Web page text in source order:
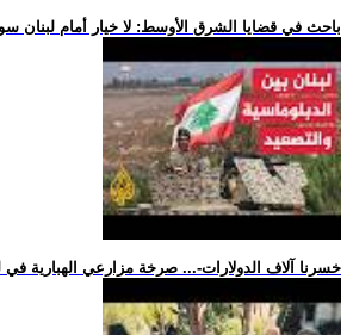
.. باحث في قضايا الشرق الأوسط: لا خيار أمام لبنان
.. -خسرنا آلاف الدولارات-... صرخة مزارعي الهبارية في